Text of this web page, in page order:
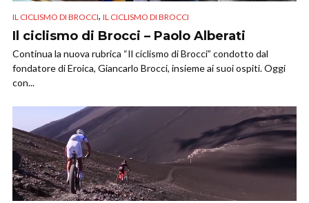
IL CICLISMO DI BROCCI, IL CICLISMO DI BROCCI
Il ciclismo di Brocci – Paolo Alberati
Continua la nuova rubrica “Il ciclismo di Brocci” condotto dal
fondatore di Eroica, Giancarlo Brocci, insieme ai suoi ospiti. Oggi
con...